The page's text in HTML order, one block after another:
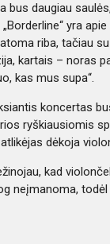
bus daugiau
yra
riba, tačiau
kartais – noras
kas mus supa“.
koncertas
ryškiausiomis
dėkoja
kad
neįmanoma,